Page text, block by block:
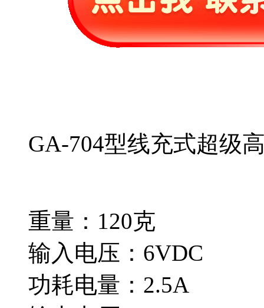
GA-704型线充式超级
重量：120克
输入电压：6VDC
功耗电量：2.5A